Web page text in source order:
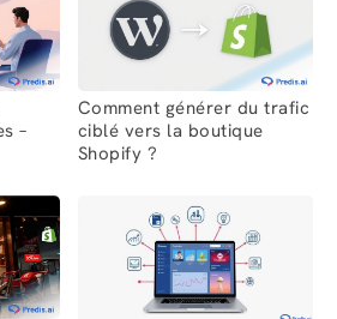
–
Comment générer du trafic
ciblé vers la boutique
Shopify ?